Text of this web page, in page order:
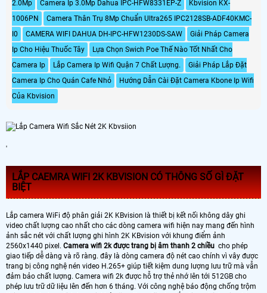
nghệ starlight mới nhất và hiển thị
màu sắc hình ảnh tốt hơn trong
điều kiện thiếu sáng
phân giải cao 4.0megapixel, tầm
quan sát xa 30m với công nghệ
hồng ngoại thông minh cùng các
tính năng thông minh khác.
2.0Mp
Camera Ip 3.0Mp Dahua IPC-HFW8331EP-Z
Kbvision KX-
1006PN
Camera Thân Trụ 8Mp Chuẩn Ultra265 IPC2128SB-ADF40KMC-
I0
CAMERA WIFI DAHUA DH-IPC-HFW1230DS-SAW
Giải Pháp Camera
Ip Cho Hiệu Thuốc Tây
Lựa Chọn Swich Poe Thế Nào Tốt Nhất Cho
Camera Ip
Lắp Camera Ip Wifi Quận 7 Chất Lượng.
Giải Pháp Lắp Đặt
Camera Ip Cho Quán Cafe Nhỏ
Hướng Dẫn Cài Đặt Camera Kbone Ip Wifi
Của Kbvision
'
LẮP CAEMRA WIFI 2K KBVISION CÓ THÔNG SỐ GÌ ĐẶT
BIỆT
Lắp camera WiFi độ phân giải 2K KBvision là thiết bị kết nối không dây ghi
video chất lượng cao nhất cho các dòng camera wifi hiện nay mang đến hình
ảnh sắc nét với chất lượng ghi hình 2K KBvision với khung điểm ảnh
2560x1440 pixel. Camera wifi 2k được trang bị âm thanh 2 chiều cho phép
giao tiếp dễ dàng và rõ ràng. đây là dòng camera độ nét cao chính vì vây được
trang bị công nghệ nén video H.265+ giúp tiết kiệm dung lượng lưu trữ mà vẫn
đảm bảo chất lượng. Camera wifi 2k được hỗ trợ thẻ nhớ lên tới 512GB cho
phép lưu trữ dữ liệu lên đến hơn 6 tháng. Với công nghệ báo động chống trộm